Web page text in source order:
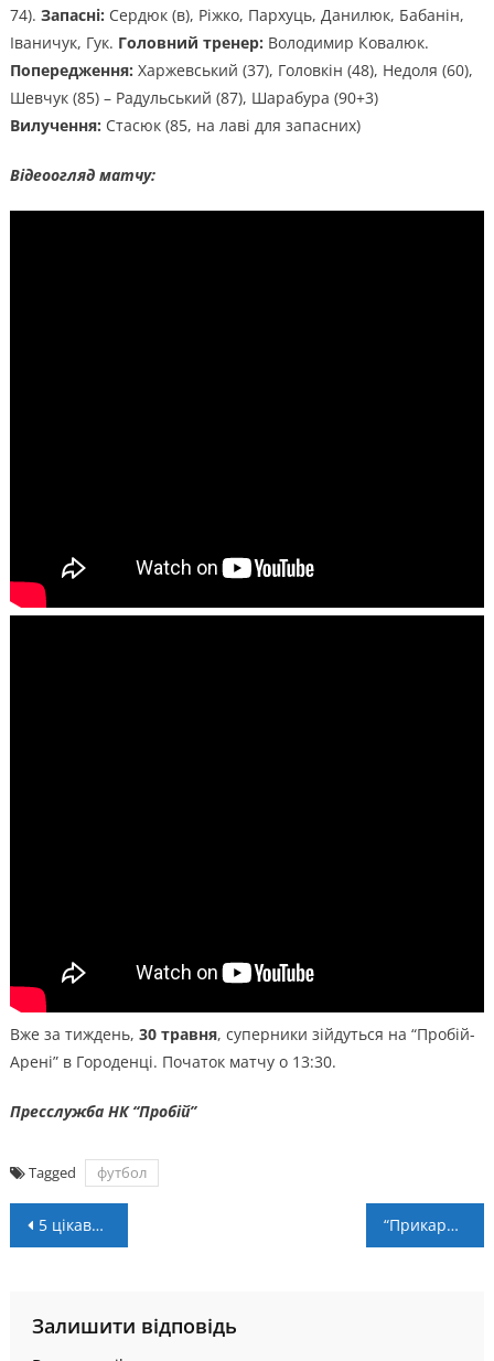
74). Запасні: Сердюк (в), Ріжко, Пархуць, Данилюк, Бабанін,
Іваничук, Гук. Головний тренер: Володимир Ковалюк.
Попередження: Харжевський (37), Головкін (48), Недоля (60),
Шевчук (85) – Радульський (87), Шарабура (90+3)
Вилучення: Стасюк (85, на лаві для запасних)
Відеоогляд матчу:
Вже за тиждень, 30 травня, суперники зійдуться на “Пробій-
Арені” в Городенці. Початок матчу о 13:30.
Пресслужба НК “Пробій”
Tagged футбол
Навігація
5 цікавих фактів про казино, які ви, мабуть, не знали “Прикарпаття” розійшлось нічиєю з “Діназом”
Залишити відповідь